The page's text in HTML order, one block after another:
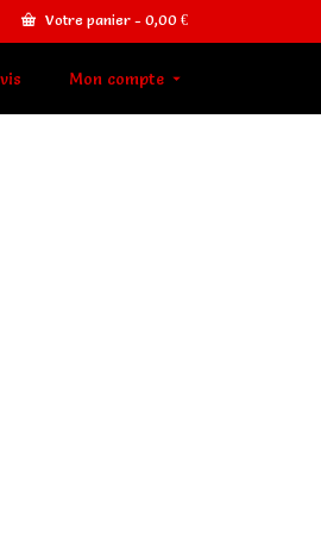
Votre panier - 0,00 €
Mon compte